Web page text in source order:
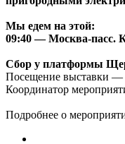
Мы едем на этой:
09:40 — Москва-пасс.
Сбор у платформы
Посещение выставки —
Координатор
Подробнее о